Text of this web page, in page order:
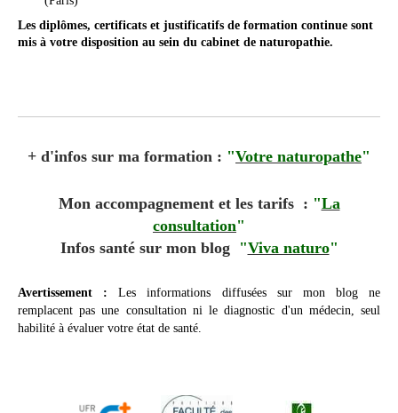
Les diplômes, certificats et justificatifs de formation continue sont
mis à votre disposition au sein du cabinet de naturopathie.
+ d'infos sur ma formation : "Votre naturopathe"
Mon accompagnement et les tarifs : "La
consultation"
Infos santé sur mon blog "Viva naturo"
Avertissement : Les informations diffusées sur mon blog ne
remplacent pas une consultation ni le diagnostic d'un médecin, seul
habilité à évaluer votre état de santé.